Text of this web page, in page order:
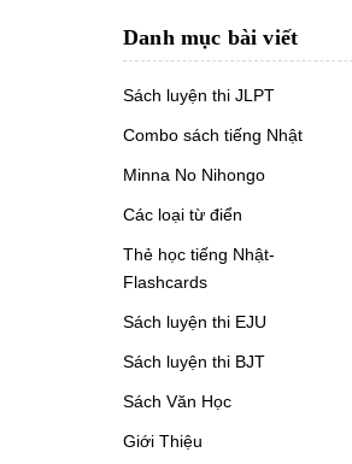
Danh mục bài viết
Sách luyện thi JLPT
Combo sách tiếng Nhật
Minna No Nihongo
Các loại từ điển
Thẻ học tiếng Nhật-
Flashcards
Sách luyện thi EJU
Sách luyện thi BJT
Sách Văn Học
Giới Thiệu